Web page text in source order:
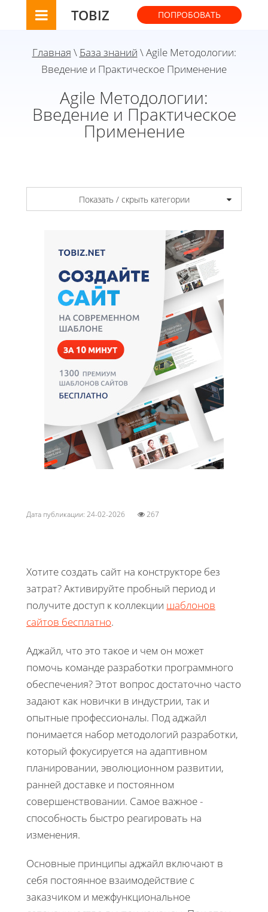
TOBIZ ПОПРОБОВАТЬ
Главная \ База знаний \ Agile Методологии:
Введение и Практическое Применение
Agile Методологии:
Введение и Практическое
Применение
Показать / скрыть категории
Дата публикации: 24-02-2026 267
Хотите создать сайт на конструкторе без
затрат? Активируйте пробный период и
получите доступ к коллекции шаблонов
сайтов бесплатно.
Аджайл, что это такое и чем он может
помочь команде разработки программного
обеспечения? Этот вопрос достаточно часто
задают как новички в индустрии, так и
опытные профессионалы. Под аджайл
понимается набор методологий разработки,
который фокусируется на адаптивном
планировании, эволюционном развитии,
ранней доставке и постоянном
совершенствовании. Самое важное -
способность быстро реагировать на
изменения.
Основные принципы аджайл включают в
себя постоянное взаимодействие с
заказчиком и межфункциональное